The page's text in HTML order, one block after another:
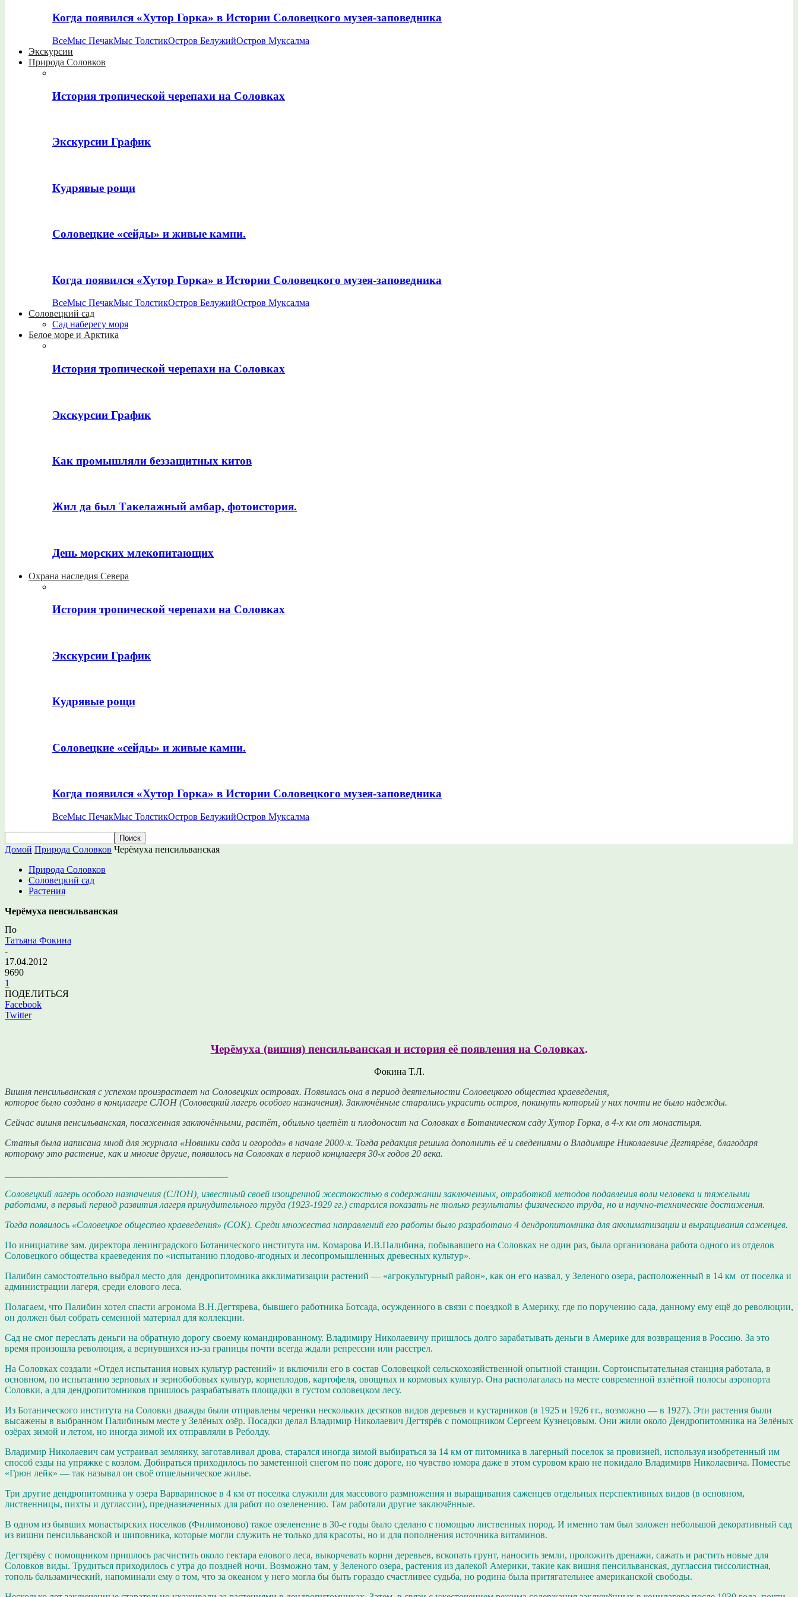
Когда появился «Хутор Горка» в Истории Соловецкого музея-заповедника
ВсеМыс ПечакМыс ТолстикОстров БелужийОстров Муксалма
Экскурсии
Природа Соловков
История тропической черепахи на Соловках
Экскурсии График
Кудрявые рощи
Соловецкие «сейды» и живые камни.
Когда появился «Хутор Горка» в Истории Соловецкого музея-заповедника
ВсеМыс ПечакМыс ТолстикОстров БелужийОстров Муксалма
Соловецкий сад
Сад наберегу моря
Белое море и Арктика
История тропической черепахи на Соловках
Экскурсии График
Как промышляли беззащитных китов
Жил да был Такелажный амбар, фотоистория.
День морских млекопитающих
Охрана наследия Севера
История тропической черепахи на Соловках
Экскурсии График
Кудрявые рощи
Соловецкие «сейды» и живые камни.
Когда появился «Хутор Горка» в Истории Соловецкого музея-заповедника
ВсеМыс ПечакМыс ТолстикОстров БелужийОстров Муксалма
Домой Природа Соловков Черёмуха пенсильванская
Природа Соловков
Соловецкий сад
Растения
Черёмуха пенсильванская
По
Татьяна Фокина
-
17.04.2012
9690
1
ПОДЕЛИТЬСЯ
Facebook
Twitter
Черёмуха (вишня) пенсильванская и история её появления на Соловках.
Фокина Т.Л.
Вишня пенсильванская с успехом произрастает на Соловецких островах. Появилась она в период деятельности Соловецкого общества краеведения,
которое было создано в концлагере СЛОН (Соловецкий лагерь особого назначения). Заключённые старались украсить остров, покинуть который у них почти не было надежды.
Сейчас вишня пенсильванская, посаженная заключёнными, растёт, обильно цветёт и плодоносит на Соловках в Ботаническом саду Хутор Горка, в 4-х км от монастыря.
Статья была написана мной для журнала «Новинки сада и огорода» в начале 2000-х. Тогда редакция решила дополнить её и сведениями о Владимире Николаевиче Дегтярёве, благодаря
которому это растение, как и многие другие, появилось на Соловках в период концлагеря 30-х годов 20 века.
Соловецкий лагерь особого назначения (СЛОН), известный своей изощренной жестокостью в содержании заключенных, отработкой методов подавления воли человека и тяжелыми
работами, в первый период развития лагеря принудительного труда (1923-1929 гг.) старался показать не только результаты физического труда, но и научно-технические достижения.
Тогда появилось «Соловецкое общество краеведения» (СОК). Среди множества направлений его работы было разработано 4 дендропитомника для акклиматизации и выращивания саженцев.
По инициативе зам. директора ленинградского Ботанического института им. Комарова И.В.Палибина, побывавшего на Соловках не один раз, была организована работа одного из отделов
Соловецкого общества краеведения по «испытанию плодово-ягодных и лесопромышленных древесных культур».
Палибин самостоятельно выбрал место для дендропитомника акклиматизации растений — «агрокультурный район», как он его назвал, у Зеленого озера, расположенный в 14 км от поселка и
администрации лагеря, среди елового леса.
Полагаем, что Палибин хотел спасти агронома В.Н.Дегтярева, бывшего работника Ботсада, осужденного в связи с поездкой в Америку, где по поручению сада, данному ему ещё до революции,
он должен был собрать семенной материал для коллекции.
Сад не смог переслать деньги на обратную дорогу своему командированному. Владимиру Николаевичу пришлось долго зарабатывать деньги в Америке для возвращения в Россию. За это
время произошла революция, а вернувшихся из-за границы почти всегда ждали репрессии или расстрел.
На Соловках создали «Отдел испытания новых культур растений» и включили его в состав Соловецкой сельскохозяйственной опытной станции. Сортоиспытательная станция работала, в
основном, по испытанию зерновых и зернобобовых культур, корнеплодов, картофеля, овощных и кормовых культур. Она располагалась на месте современной взлётной полосы аэропорта
Соловки, а для дендропитомников пришлось разрабатывать площадки в густом соловецком лесу.
Из Ботанического института на Соловки дважды были отправлены черенки нескольких десятков видов деревьев и кустарников (в 1925 и 1926 гг., возможно — в 1927). Эти растения были
высажены в выбранном Палибиным месте у Зелёных озёр. Посадки делал Владимир Николаевич Дегтярёв с помощником Сергеем Кузнецовым. Они жили около Дендропитомника на Зелёных
озёрах зимой и летом, но иногда зимой их отправляли в Реболду.
Владимир Николаевич сам устраивал землянку, заготавливал дрова, старался иногда зимой выбираться за 14 км от питомника в лагерный поселок за провизией, используя изобретенный им
способ езды на упряжке с козлом. Добираться приходилось по заметенной снегом по пояс дороге, но чувство юмора даже в этом суровом краю не покидало Владимирв Николаевича. Поместье
«Грюн лейк» — так называл он своё отшельническое жилье.
Три другие дендропитомника у озера Варваринское в 4 км от поселка служили для массового размножения и выращивания саженцев отдельных перспективных видов (в основном,
лиственницы, пихты и дуглассии), предназначенных для работ по озеленению. Там работали другие заключённые.
В одном из бывших монастырских поселков (Филимоново) такое озеленение в 30-е годы было сделано с помощью лиственных пород. И именно там был заложен небольшой декоративный сад
из вишни пенсильванской и шиповника, которые могли служить не только для красоты, но и для пополнения источника витаминов.
Дегтярёву с помощником пришлось расчистить около гектара елового леса, выкорчевать корни деревьев, вскопать грунт, наносить земли, проложить дренажи, сажать и растить новые для
Соловков виды. Трудиться приходилось с утра до поздней ночи. Возможно там, у Зеленого озера, растения из далекой Америки, такие как вишня пенсильванская, дуглассия тиссолистная,
тополь бальзамический, напоминали ему о том, что за океаном у него могла бы быть гораздо счастливее судьба, но родина была притягательнее американской свободы.